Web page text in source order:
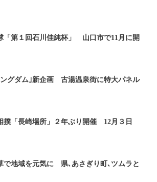
「第１回石川佳純杯」 山口市で11月に開
ングダム｣新企画 古湯温泉街に特大パネル
撲「長崎場所」２年ぶり開催 12月３日
で地域を元気に 県､あさぎり町､ツムラと